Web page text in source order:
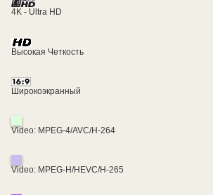
4K - Ultra HD
Высокая Четкость
Широкоэкранный
Video: MPEG-4/AVC/H-264
Video: MPEG-H/HEVC/H-265